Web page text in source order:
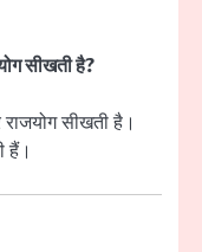
सीखती है?
राजयोग सीखती है।
हैं।